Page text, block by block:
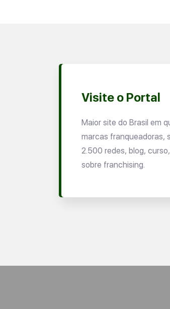
Visite o Portal
Maior site do Brasil em
marcas franqueadoras,
2.500 redes, blog,
sobre franchising.